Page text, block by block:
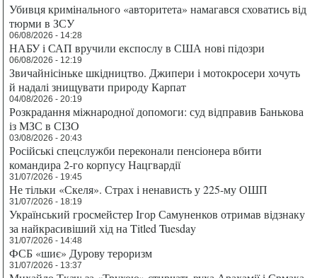
Убивця кримінального «авторитета» намагався сховатись від
тюрми в ЗСУ
06/08/2026 - 14:28
НАБУ і САП вручили експослу в США нові підозри
06/08/2026 - 12:19
Звичайнісіньке шкідництво. Джипери і мотокросери хочуть
й надалі знищувати природу Карпат
04/08/2026 - 20:19
Розкрадання міжнародної допомоги: суд відправив Банькова
із МЗС в СІЗО
03/08/2026 - 20:43
Російські спецслужби переконали пенсіонера вбити
командира 2-го корпусу Нацгвардії
31/07/2026 - 19:45
Не тільки «Скеля». Страх і ненависть у 225-му ОШП
31/07/2026 - 18:19
Український гросмейстер Ігор Самуненков отримав відзнаку
за найкрасивіший хід на Titled Tuesday
31/07/2026 - 14:48
ФСБ «шиє» Дурову тероризм
31/07/2026 - 13:37